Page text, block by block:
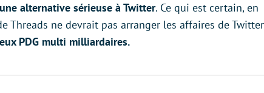
alternative sérieuse à Twitter. Ce qui est certain, en
Threads ne devrait pas arranger les affaires de
PDG multi milliardaires.